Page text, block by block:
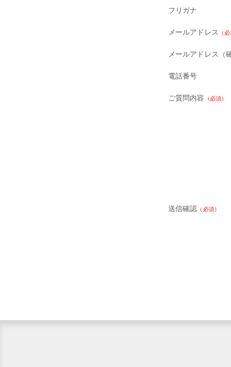
フリガナ
メールアドレス （必
メールアドレス（
電話番号
ご質問内容 （必須）
送信確認 （必須）